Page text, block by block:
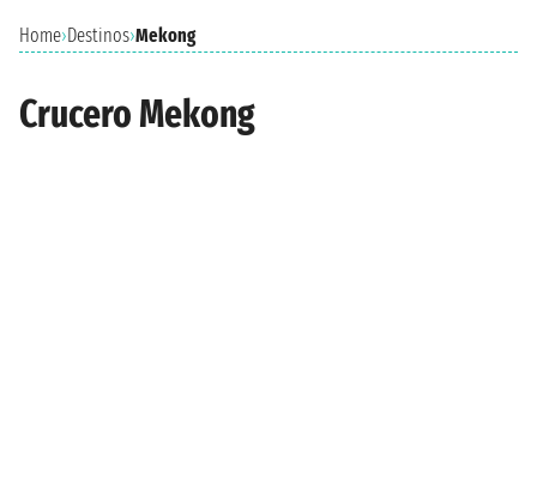
Home›Destinos›Mekong
Crucero Mekong